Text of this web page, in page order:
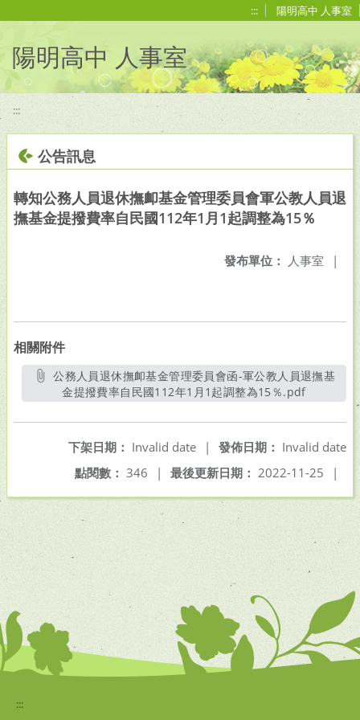
::: 陽明高中 人事室
陽明高中 人事室
:::
公告訊息
轉知公務人員退休撫卹基金管理委員會軍公教人員退
撫基金提撥費率自民國112年1月1起調整為15％
發布單位： 人事室 |
相關附件
公務人員退休撫卹基金管理委員會函-軍公教人員退撫基
金提撥費率自民國112年1月1起調整為15％.pdf另開新視
發佈日期： Invalid date
下架日期： Invalid date
|
最後更新日期： 2022-11-25 |
點閱數： 346 |
:::